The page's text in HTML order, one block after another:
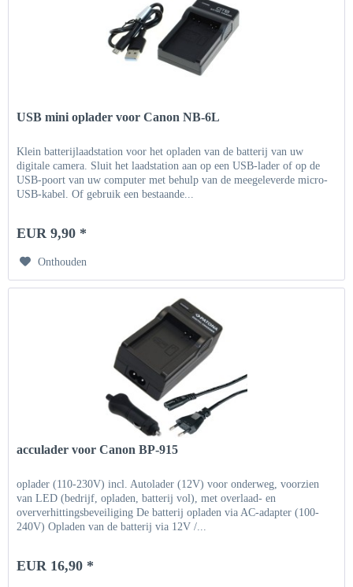
USB mini oplader voor Canon NB-6L
Klein batterijlaadstation voor het opladen van de batterij van uw
digitale camera. Sluit het laadstation aan op een USB-lader of op de
USB-poort van uw computer met behulp van de meegeleverde micro-
USB-kabel. Of gebruik een bestaande...
EUR 9,90 *
Onthouden
acculader voor Canon BP-915
oplader (110-230V) incl. Autolader (12V) voor onderweg, voorzien
van LED (bedrijf, opladen, batterij vol), met overlaad- en
oververhittingsbeveiliging De batterij opladen via AC-adapter (100-
240V) Opladen van de batterij via 12V /...
EUR 16,90 *